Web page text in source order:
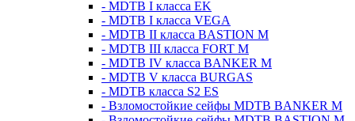
- MDTB I класса EK
- MDTB I класса VEGA
- MDTB II класса BASTION M
- MDTB III класса FORT M
- MDTB IV класса BANKER M
- MDTB V класса BURGAS
- MDTB класса S2 ES
- Взломостойкие сейфы MDTB BANKER M